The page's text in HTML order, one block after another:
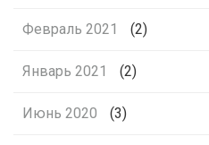
Февраль 2021 (2)
Январь 2021 (2)
Июнь 2020 (3)